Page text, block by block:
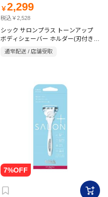
￥2,299
税込￥2,528
シック サロンプラス トーンアップ
ボディシェーバー ホルダー(刃付き)
1本
通常配送 / 店舗受取